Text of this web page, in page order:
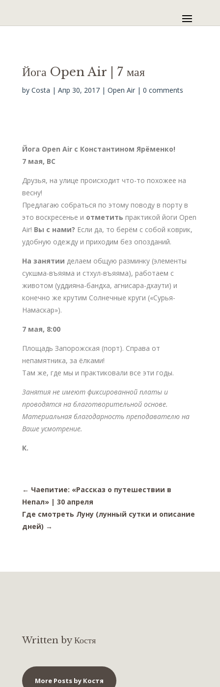
Йога Open Air | 7 мая
by Costa | Апр 30, 2017| Open Air| 0 comments
Йога Open Air с Константином Ярёменко!
7 мая, ВС
Друзья, на улице происходит что-то похожее на
весну!
Предлагаю собраться по этому поводу в порту в
это воскресенье и отметить практикой йоги Open
Air! Вы с нами? Если да, то берём с собой коврик,
удобную одежду и приходим без опозданий.
На занятии делаем общую разминку (элементы
сукшма-въяяма и стхул-въяяма), работаем с
животом (уддияна-бандха, агнисара-дхаути) и
конечно же крутим Солнечные круги («Сурья-
Намаскар»).
7 мая, 8:00
Площадь Запорожская (порт). Справа от
непамятника, за ёлками!
Там же, где мы и практиковали все эти годы.
Занятия не имеют фиксированной платы и
проводятся на благотворительной основе.
Материальная благодарность преподавателю на
Ваше усмотрение.
К.
← Чаепитие: «Рассказ о путешествии в
Непал» | 30 апреля
Где смотреть Луну (лунный сутки и описание
дней) →
Written by Костя
More Posts by Костя